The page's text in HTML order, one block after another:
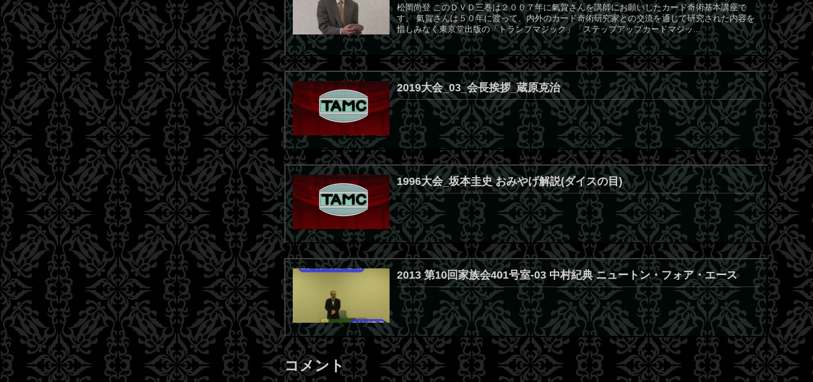
松岡尚登 このＤＶＤ三巻は２００７年に氣賀さんを講師にお願いしたカード奇術基本講座で
す。 氣賀さんは５０年に渡って、内外のカード奇術研究家との交流を通じて研究された内容を
惜しみなく東京堂出版の「トランプマジック」「ステップアップカードマジッ...
2019大会_03_会長挨拶_蔵原克治
1996大会_坂本圭史 おみやげ解説(ダイスの目)
2013 第10回家族会401号室-03 中村紀典 ニュートン・フォア・エース
コメント